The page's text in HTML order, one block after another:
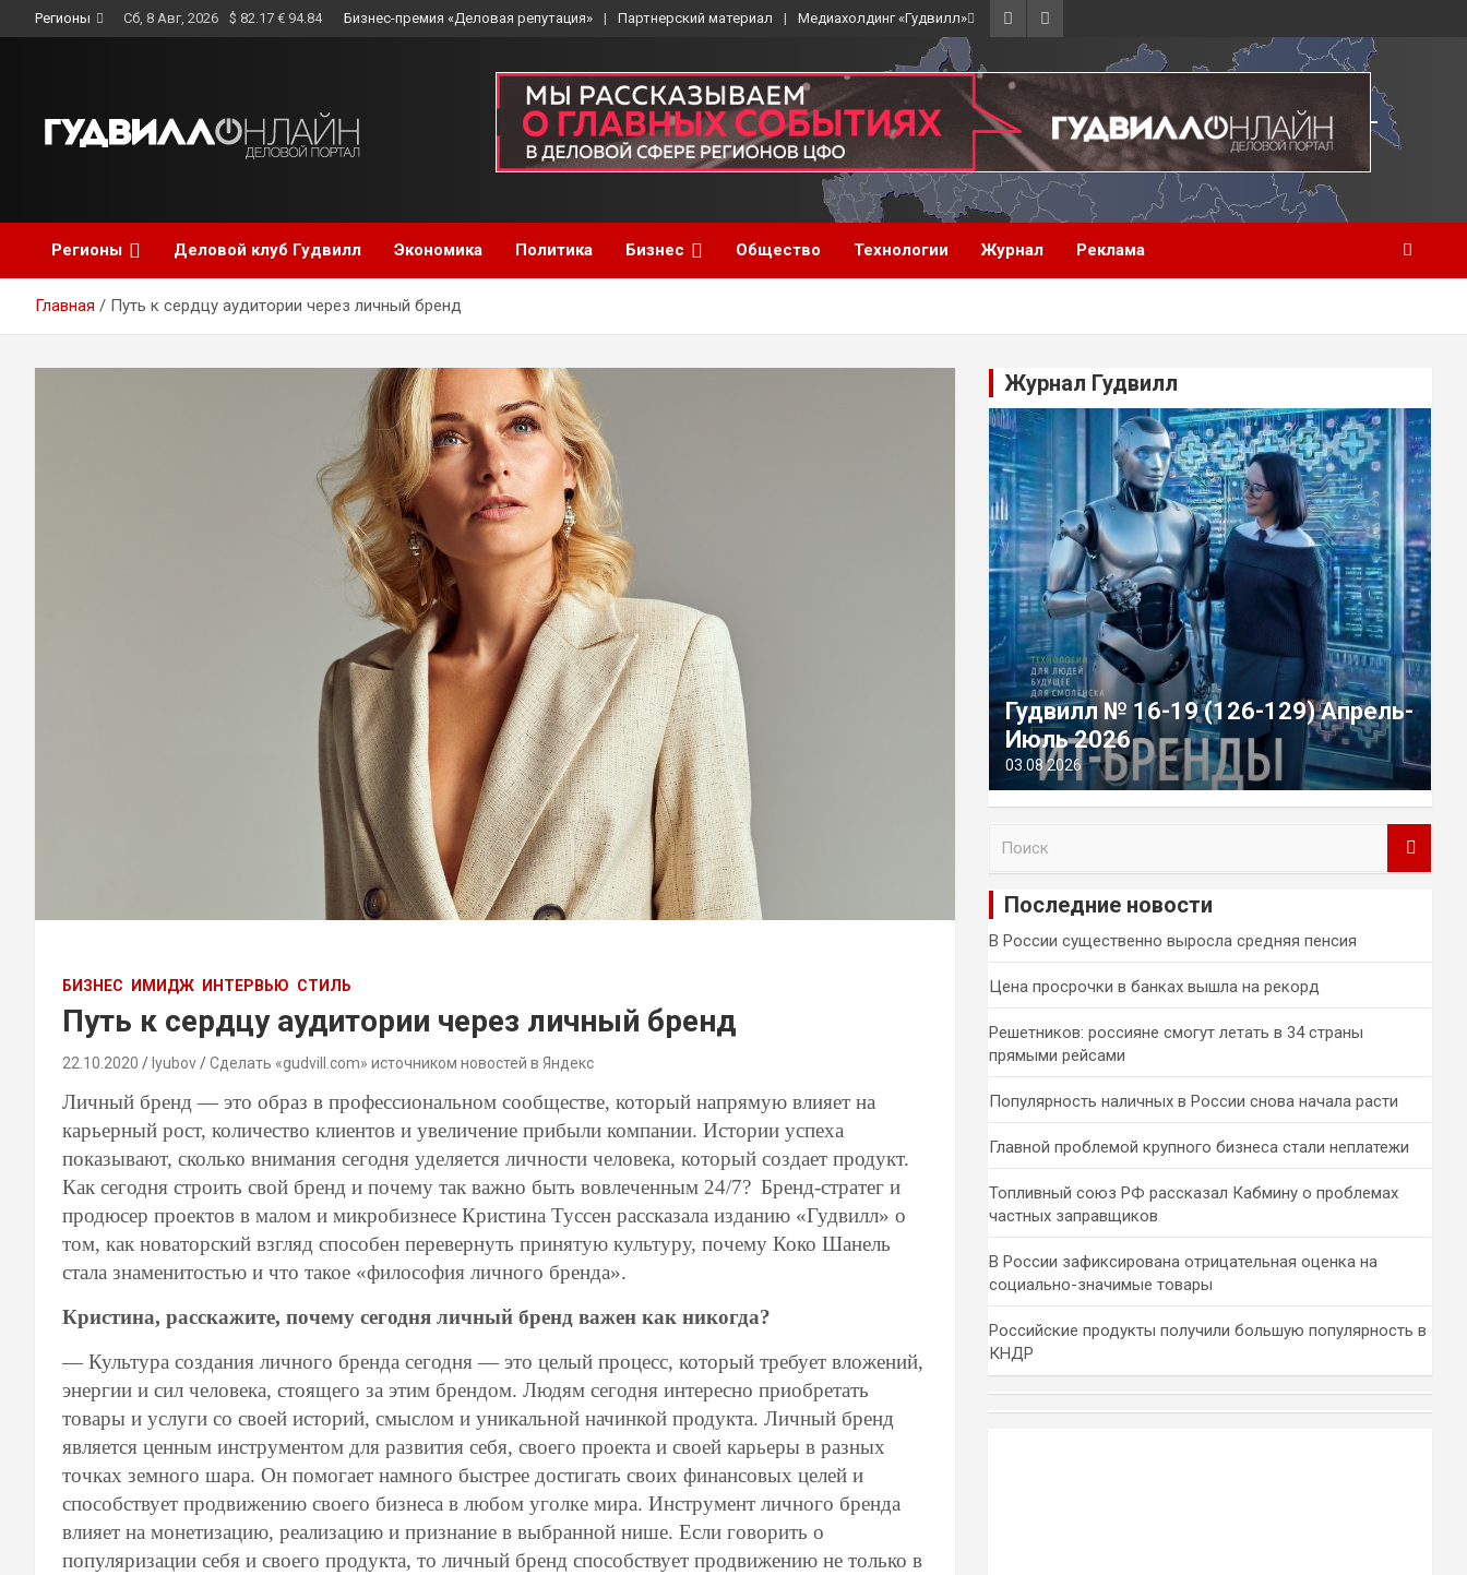
to
Регионы Сб, 8 Авг, 2026 $ 82.17 € 94.84 Бизнес-премия «Деловая репутация» Партнерский материал Медиахолдинг «Гудвилл»
Регионы Деловой клуб Гудвилл Экономика Политика Бизнес Общество Технологии Журнал Реклама
Главная Путь к сердцу аудитории через личный бренд
БИЗНЕС ИМИДЖ ИНТЕРВЬЮ СТИЛЬ
Путь к сердцу аудитории через личный бренд
22.10.2020 lyubov Сделать «gudvill.com» источником новостей в Яндекс
Личный бренд — это образ в профессиональном сообществе, который напрямую влияет на
карьерный рост, количество клиентов и увеличение прибыли компании. Истории успеха
показывают, сколько внимания сегодня уделяется личности человека, который создает продукт.
Как сегодня строить свой бренд и почему так важно быть вовлеченным 24/7? Бренд-стратег и
продюсер проектов в малом и микробизнесе Кристина Туссен рассказала изданию «Гудвилл» о
том, как новаторский взгляд способен перевернуть принятую культуру, почему Коко Шанель
стала знаменитостью и что такое «философия личного бренда».
Кристина, расскажите, почему сегодня личный бренд важен как никогда?
— Культура создания личного бренда сегодня — это целый процесс, который требует вложений,
энергии и сил человека, стоящего за этим брендом. Людям сегодня интересно приобретать
товары и услуги со своей историй, смыслом и уникальной начинкой продукта. Личный бренд
является ценным инструментом для развития себя, своего проекта и своей карьеры в разных
точках земного шара. Он помогает намного быстрее достигать своих финансовых целей и
способствует продвижению своего бизнеса в любом уголке мира. Инструмент личного бренда
влияет на монетизацию, реализацию и признание в выбранной нише. Если говорить о
популяризации себя и своего продукта, то личный бренд способствует продвижению не только в
Журнал Гудвилл
Гудвилл № 16-19 (126-129) Апрель-
Июль 2026
03.08.2026
и
Последние новости
В России существенно выросла средняя пенсия
Цена просрочки в банках вышла на рекорд
Решетников: россияне смогут летать в 34 страны
прямыми рейсами
Популярность наличных в России снова начала расти
Главной проблемой крупного бизнеса стали неплатежи
Топливный союз РФ рассказал Кабмину о проблемах
частных заправщиков
В России зафиксирована отрицательная оценка на
социально-значимые товары
Российские продукты получили большую популярность в
КНДР